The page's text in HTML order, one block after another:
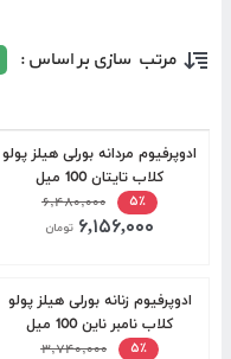
مرتب سازی بر اساس :
ادوپرفیوم مردانه بورلی هیلز پولو
کلاب تایتان 100 میل
۵٪
۶,۴۸۰,۰۰۰
۶,۱۵۶,۰۰۰ تومان
ادوپرفیوم زنانه بورلی هیلز پولو
کلاب نامبر ناین 100 میل
۵٪
۳,۷۴۰,۰۰۰